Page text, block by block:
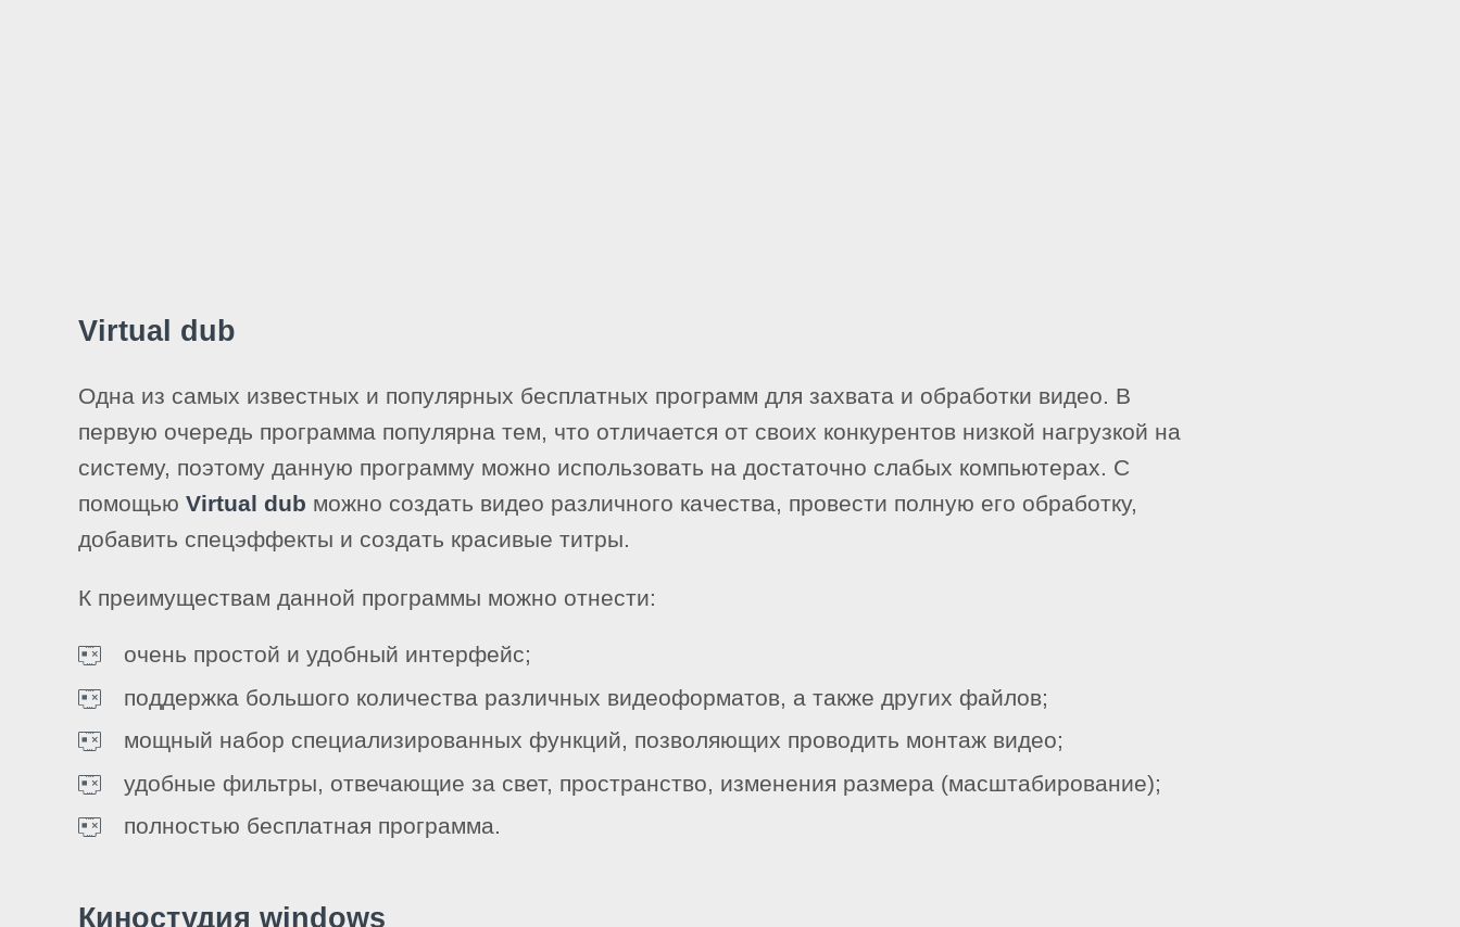
Virtual dub
Одна из самых известных и популярных бесплатных программ для захвата и обработки видео. В
первую очередь программа популярна тем, что отличается от своих конкурентов низкой нагрузкой на
систему, поэтому данную программу можно использовать на достаточно слабых компьютерах. С
помощью Virtual dub можно создать видео различного качества, провести полную его обработку,
добавить спецэффекты и создать красивые титры.
К преимуществам данной программы можно отнести:
очень простой и удобный интерфейс;
поддержка большого количества различных видеоформатов, а также других файлов;
мощный набор специализированных функций, позволяющих проводить монтаж видео;
удобные фильтры, отвечающие за свет, пространство, изменения размера (масштабирование);
полностью бесплатная программа.
Киностудия windows